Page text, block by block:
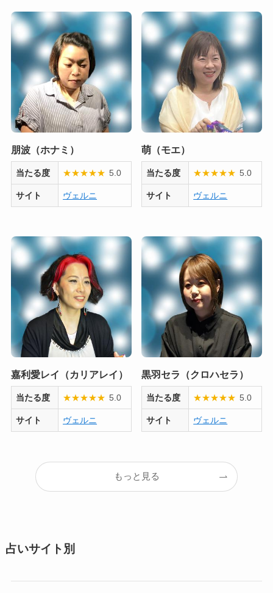
朋波（ホナミ）
当たる度 ★★★★★ 5.0
サイト ヴェルニ
萌（モエ）
当たる度 ★★★★★ 5.0
サイト ヴェルニ
嘉利愛レイ（カリアレイ）
当たる度 ★★★★★ 5.0
サイト ヴェルニ
黒羽セラ（クロハセラ）
当たる度 ★★★★★ 5.0
サイト ヴェルニ
もっと見る
占いサイト別